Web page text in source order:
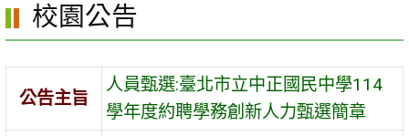
容
區
校園公告
公告主旨
人員甄選:臺北市立中正國民中學114
學年度約聘學務創新人力甄選簡章